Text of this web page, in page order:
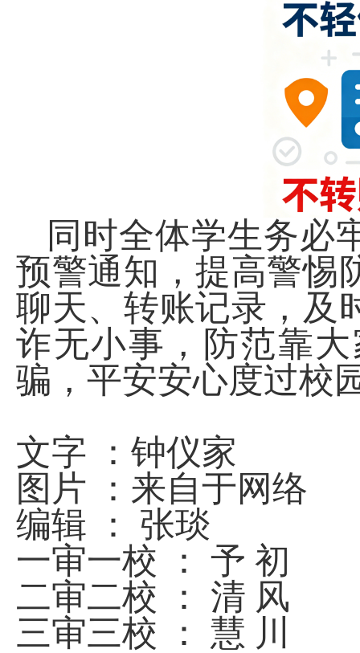
同时全体学生务必
预警通知，提高警惕
聊天、转账记录，及
诈无小事，防范靠
骗，平安安心度过校
文字 ：钟仪家
图片 ：来自于网络
编辑 ： 张琰
一审一校 ： 予 初
二审二校 ： 清 风
三审三校 ： 慧 川